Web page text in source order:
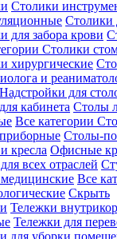
Столики
Столики
для забора крови
Столики
хирургические
и
Надстройки для
кабинета Столы
Все категории
Столы-
кресла Офисные
всех отраслей
Все
Скрыть
Тележки
Тележки для
для уборки